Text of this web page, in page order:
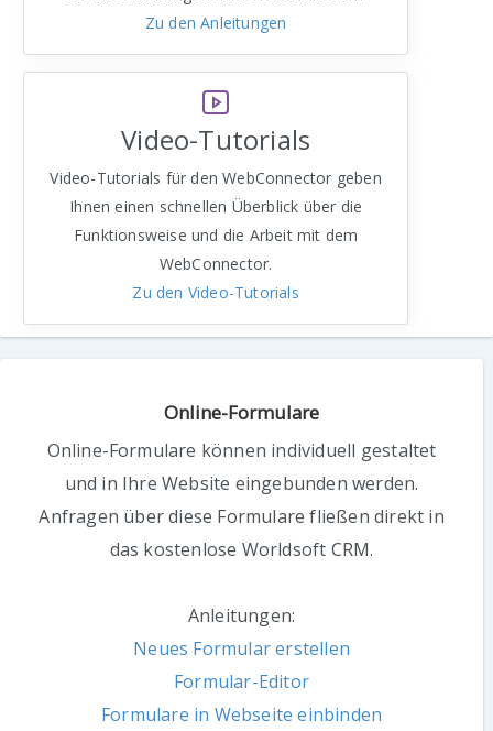
Zu den Anleitungen
Video-Tutorials
Video-Tutorials für den WebConnector geben
Ihnen einen schnellen Überblick über die
Funktionsweise und die Arbeit mit dem
WebConnector.
Zu den Video-Tutorials
Online-Formulare
Online-Formulare können individuell gestaltet
und in Ihre Website eingebunden werden.
Anfragen über diese Formulare fließen direkt in
das kostenlose Worldsoft CRM.
Anleitungen:
Neues Formular erstellen
Formular-Editor
Formulare in Webseite einbinden